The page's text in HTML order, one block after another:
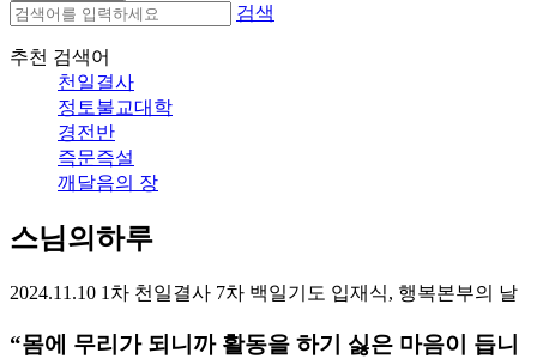
검색
추천 검색어
천일결사
정토불교대학
경전반
즉문즉설
깨달음의 장
스님의하루
2024.11.10 1차 천일결사 7차 백일기도 입재식, 행복본부의 날
“몸에 무리가 되니까 활동을 하기 싫은 마음이 듭니